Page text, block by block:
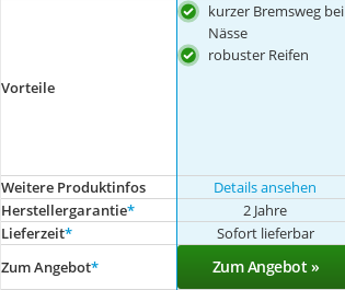
Vorteile
kurzer Bremsweg bei
Nässe
robuster Reifen
Weitere Produktinfos Details ansehen
Herstellergarantie* 2 Jahre
Lieferzeit* Sofort lieferbar
Zum Angebot* Zum Angebot »